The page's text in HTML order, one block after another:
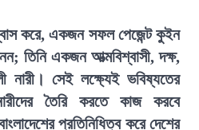
করে, একজন সফল পেজেন্ট কুইন
তিনি একজন আত্মবিশ্বাসী, দক্ষ,
নারী। সেই লক্ষ্যেই ভবিষ্যতের
তৈরি করতে কাজ করবে
প্রতিনিধিত্ব করে দেশের